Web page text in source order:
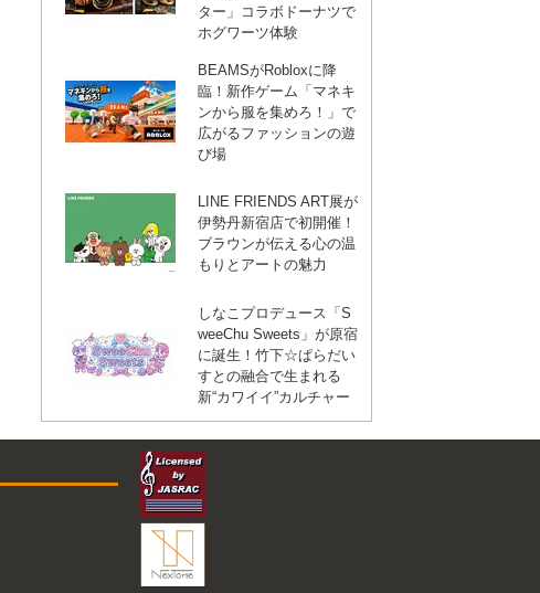
ター」コラボドーナツで
ホグワーツ体験
BEAMSがRobloxに降
臨！新作ゲーム「マネキ
ンから服を集めろ！」で
広がるファッションの遊
び場
LINE FRIENDS ART展が
伊勢丹新宿店で初開催！
ブラウンが伝える心の温
もりとアートの魅力
しなこプロデュース「S
weeChu Sweets」が原宿
に誕生！竹下☆ぱらだい
すとの融合で生まれる
新“カワイイ”カルチャー